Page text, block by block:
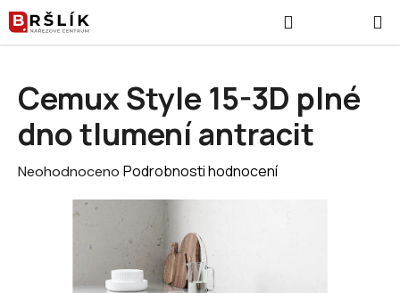
Přejít na obsah
Cemux Style 15-3D plné
dno tlumení antracit
Průměrné hodnocení produktu je 0,0 z 5 hvězdiček.
Neohodnoceno Podrobnosti hodnocení